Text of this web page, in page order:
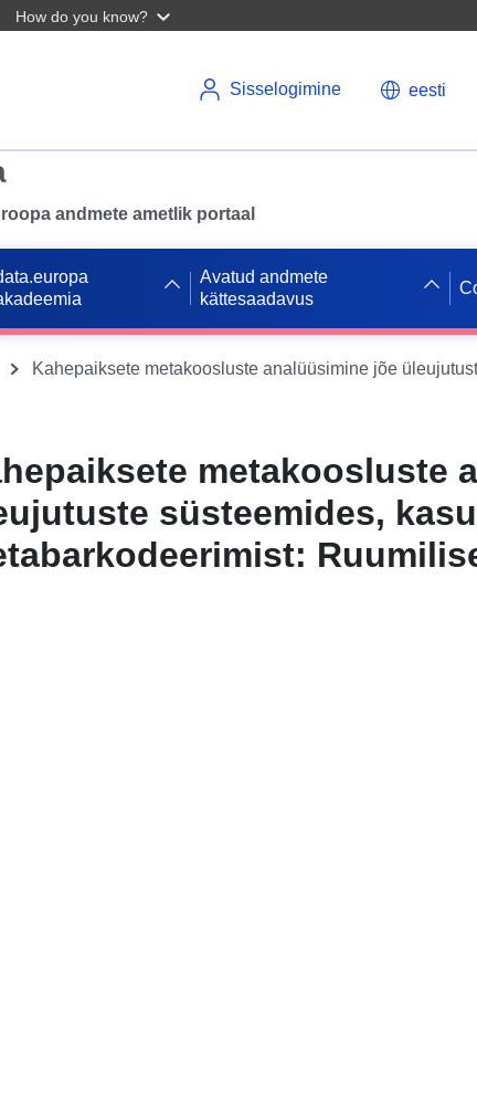
How do you know?
Sisselogimine eesti
andmete ametlik portaal
Avatud andmete
kättesaadavus
metakoosluste
süsteemides,